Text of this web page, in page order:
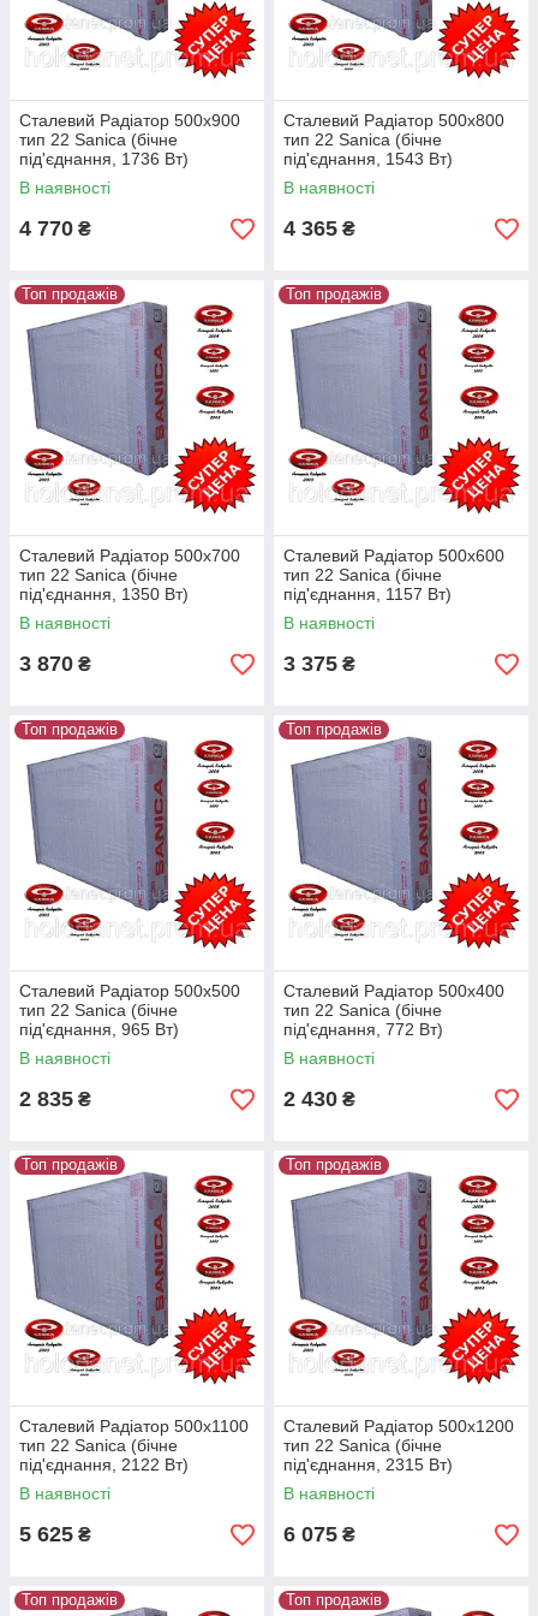
енергоефективне опалення, що допомагає знизити
витрати на енергію та зберегти довкілля.
Вибирайте радіатор Sanica для надійного опалення та
Сталевий Радіатор 500x900
тип 22 Sanica (бічне
під'єднання, 1736 Вт)
В наявності
4 770 ₴
Сталевий Радіатор 500x800
тип 22 Sanica (бічне
під'єднання, 1543 Вт)
В наявності
4 365 ₴
Топ продажів
Сталевий Радіатор 500x700
тип 22 Sanica (бічне
під'єднання, 1350 Вт)
В наявності
3 870 ₴
Топ продажів
Сталевий Радіатор 500x600
тип 22 Sanica (бічне
під'єднання, 1157 Вт)
В наявності
3 375 ₴
Топ продажів
Сталевий Радіатор 500x500
тип 22 Sanica (бічне
під'єднання, 965 Вт)
В наявності
2 835 ₴
Топ продажів
Сталевий Радіатор 500x400
тип 22 Sanica (бічне
під'єднання, 772 Вт)
В наявності
2 430 ₴
Топ продажів
Сталевий Радіатор 500x1100
тип 22 Sanica (бічне
під'єднання, 2122 Вт)
В наявності
5 625 ₴
Топ продажів
Сталевий Радіатор 500x1200
тип 22 Sanica (бічне
під'єднання, 2315 Вт)
В наявності
6 075 ₴
Топ продажів Топ продажів